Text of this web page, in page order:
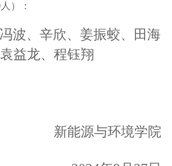
）：
波、辛欣、姜振蛟、田海
益龙、程钰翔
新能源与环境学院